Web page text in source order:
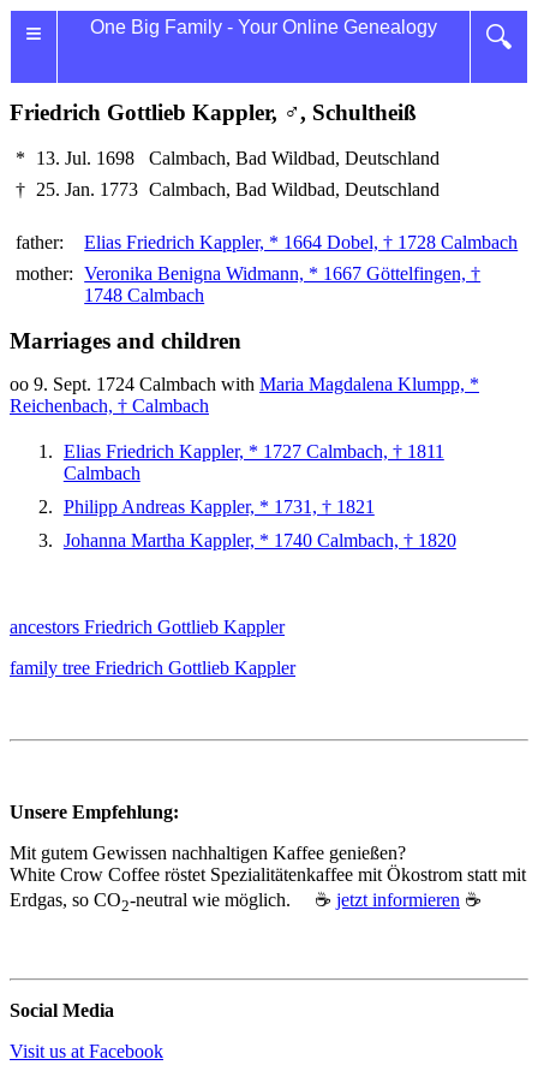
≡ 🔍
One Big Family - Your Online Genealogy
Friedrich Gottlieb Kappler, ♂, Schultheiß
* 13. Jul. 1698
Calmbach, Bad Wildbad, Deutschland
† 25. Jan. 1773 Calmbach, Bad Wildbad, Deutschland
father:
Elias Friedrich Kappler, * 1664 Dobel, † 1728 Calmbach
mother: Veronika Benigna Widmann, * 1667 Göttelfingen, †
1748 Calmbach
Marriages and children
oo 9. Sept. 1724 Calmbach with Maria Magdalena Klumpp, *
Reichenbach, † Calmbach
Elias Friedrich Kappler, * 1727 Calmbach, † 1811
Calmbach
Philipp Andreas Kappler, * 1731, † 1821
Johanna Martha Kappler, * 1740 Calmbach, † 1820
ancestors Friedrich Gottlieb Kappler
family tree Friedrich Gottlieb Kappler
Unsere Empfehlung:
Mit gutem Gewissen nachhaltigen Kaffee genießen?
White Crow Coffee röstet Spezialitätenkaffee mit Ökostrom statt mit
Erdgas, so CO2‑neutral wie möglich. ☕ jetzt informieren ☕
Social Media
Visit us at Facebook